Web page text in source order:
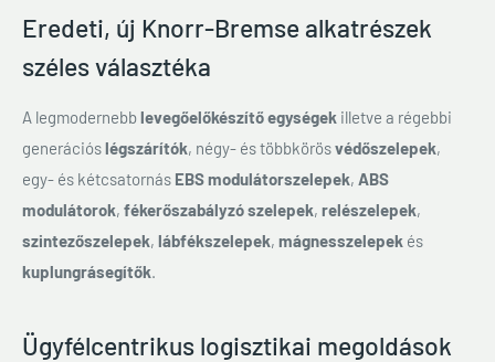
Eredeti, új Knorr-Bremse alkatrészek
széles választéka
A legmodernebblevegőelőkészítő egységek illetve a régebbi
generációslégszárítók, négy- és többkörösvédőszelepek,
egy- és kétcsatornás EBS modulátorszelepek, ABS
modulátorok, fékerőszabályzó szelepek, relészelepek,
szintezőszelepek, lábfékszelepek, mágnesszelepek és
kuplungrásegítők.
Ügyfélcentrikus logisztikai megoldások